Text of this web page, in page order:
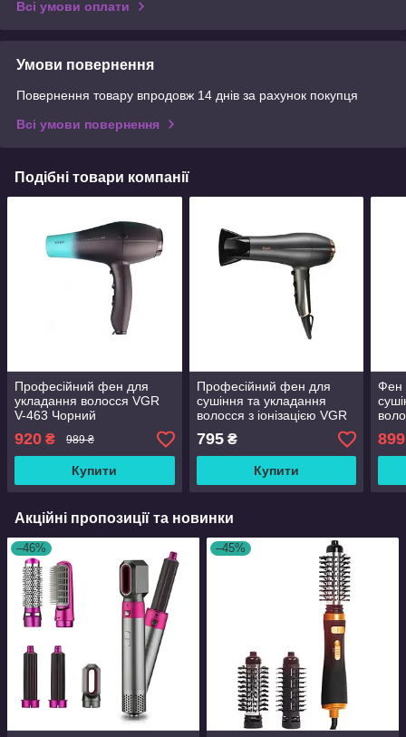
Всі умови оплати
Умови повернення
Повернення товару впродовж 14 днів за рахунок покупця
Всі умови повернення
Подібні товари компанії
Професійний фен для
укладання волосся VGR
V-463 Чорний
920 ₴ 989 ₴
Купити
Професійний фен для
сушіння та укладання
волосся з іонізацією VGR
V-409 2200W Чорний
795₴
Купити
Фен
899
Акційні пропозиції та новинки
–46% –45%